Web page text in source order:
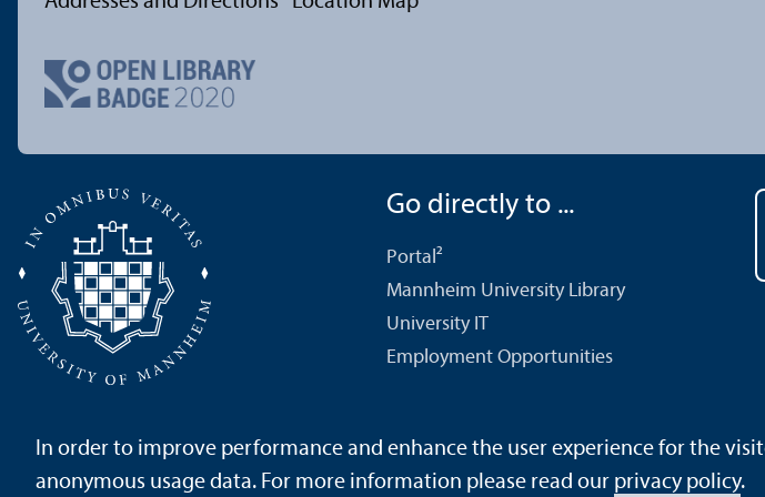
Go directly to ...
Portal²
Mannheim University Library
University IT
Employment Opportunities
Data Protection Declaration
In order to improve performance and enhance the user experience for the
anonymous usage data. For more information please read our privacy policy.